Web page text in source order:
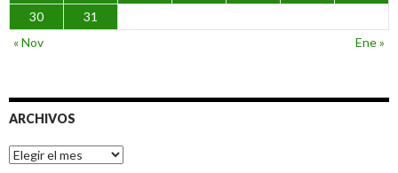
30
31
« Nov
Ene »
ARCHIVOS
Archivos